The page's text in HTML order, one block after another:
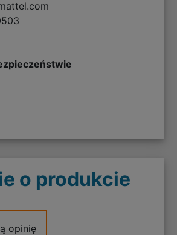
o produkcie
opinię